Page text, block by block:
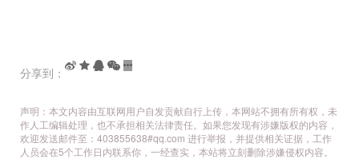
分享到：
声明：本文内容由互联网用户自发贡献自行上传，本网站不拥有所有权，未
作人工编辑处理，也不承担相关法律责任。如果您发现有涉嫌版权的内容，
欢迎发送邮件至：403855638#qq.com 进行举报，并提供相关证据，工作
人员会在5个工作日内联系你，一经查实，本站将立刻删除涉嫌侵权内容。